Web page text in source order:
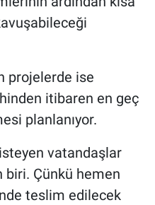
projelerde ise
itibaren en geç
planlanıyor.
vatandaşlar
biri. Çünkü hemen
teslim edilecek